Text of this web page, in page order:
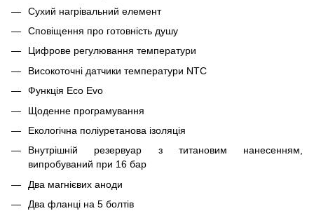
Сухий нагрівальний елемент
Сповіщення про готовність душу
Цифрове регулювання температури
Високоточні датчики температури NTC
Функція Eco Evo
Щоденне програмування
Екологічна поліуретанова ізоляція
Внутрішній резервуар з титановим нанесенням,
випробуваний при 16 бар
Два магнієвих аноди
Два фланці на 5 болтів